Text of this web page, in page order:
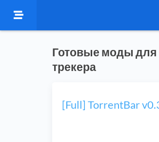
Готовые моды для
трекера
[Full] TorrentBar